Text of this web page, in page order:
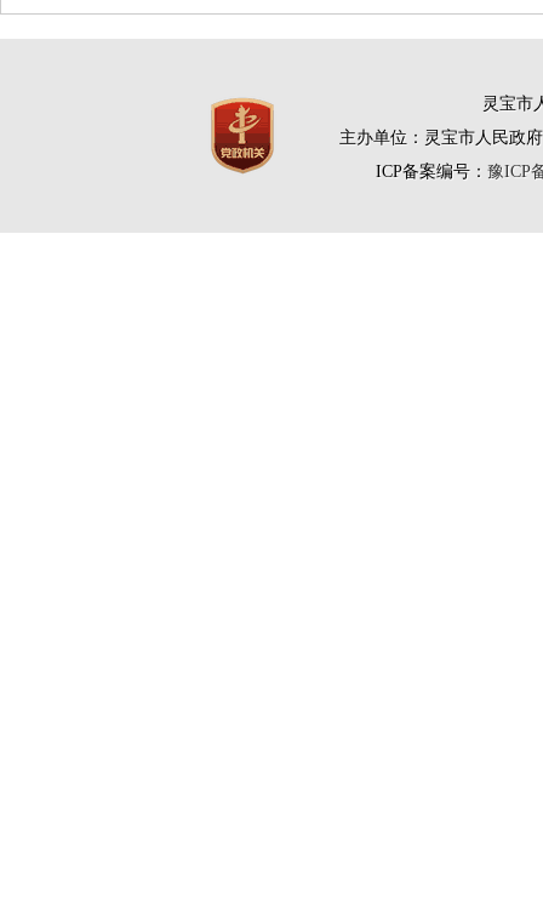
灵宝市
主办单位：灵宝市人民政
ICP备案编号： 豫ICP